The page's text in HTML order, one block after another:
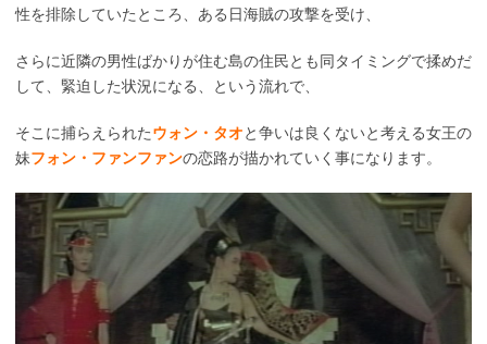
性を排除していたところ、ある日海賊の攻撃を受け、
さらに近隣の男性ばかりが住む島の住民とも同タイミングで揉めだ
して、緊迫した状況になる、という流れで、
そこに捕らえられたウォン・タオと争いは良くないと考える女王の
妹フォン・ファンファンの恋路が描かれていく事になります。